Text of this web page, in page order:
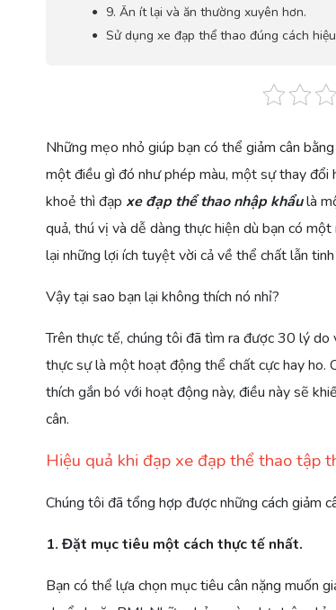
9. Ăn ít lại và ăn thường xuyên hơn.
Sử dụng xe đạp thể thao đúng cách
Những mẹo nhỏ giúp bạn có thể giảm cân bằng
một điều gì đó như phép màu, một sự thay
khoẻ thì đạp xe đạp thể thao nhập khẩulà
quả, thú vị và dễ dàng thực hiện dù bạn có một
lại những lợi ích tuyệt vời cả về thể chất lẫn
Vậy tại sao bạn lại không thích nó nhỉ?
Trên thực tế, chúng tôi đã tìm ra được 30 lý do
thực sự là một hoạt động thể chất cực hay ho.
thích gắn bó với hoạt động này, điều này sẽ
cân.
Hiệu quả khi đạp xe đạp thể thao tập
Chúng tôi đã tổng hợp được những cách giảm
1. Đặt mục tiêu một cách thực tế nhất.
Bạn có thể lựa chọn mục tiêu cân nặng muốn